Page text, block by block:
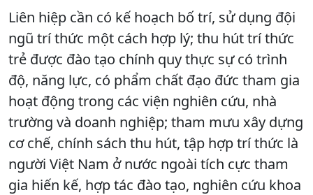
Liên hiệp cần có kế hoạch bố trí, sử dụng đội
ngũ trí thức một cách hợp lý; thu hút trí thức
trẻ được đào tạo chính quy thực sự có trình
độ, năng lực, có phẩm chất đạo đức tham gia
hoạt động trong các viện nghiên cứu, nhà
trường và doanh nghiệp; tham mưu xây dựng
cơ chế, chính sách thu hút, tập hợp trí thức là
người Việt Nam ở nước ngoài tích cực tham
gia hiến kế, hợp tác đào tạo, nghiên cứu khoa